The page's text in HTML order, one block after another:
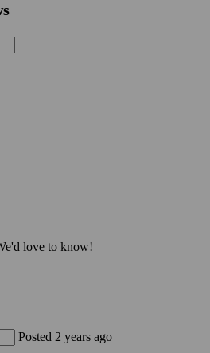
love to know!
Posted 2 years ago